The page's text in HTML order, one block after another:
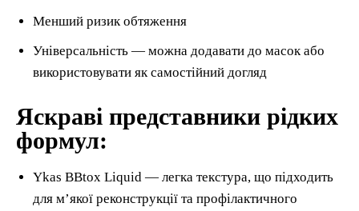
Менший ризик обтяження
Універсальність — можна додавати до масок або
використовувати як самостійний догляд
Яскраві представники рідких
формул:
Ykas BBtox Liquid — легка текстура, що підходить
для м’якої реконструкції та профілактичного